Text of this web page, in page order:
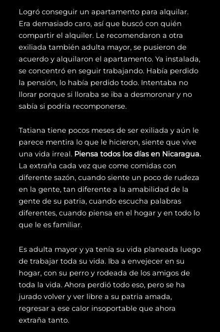
Logró conseguir un apartamento para alquilar.
Era demasiado caro, así que buscó con quién
compartir el alquiler. Le recomendaron a otra
exiliada también adulta mayor, se pusieron de
acuerdo y alquilaron el apartamento. Ya instalada,
se concentró en seguir trabajando. Había perdido
la pensión, lo había perdido todo. Intentaba no
llorar porque si lloraba se iba a desmoronar y no
sabía si podría recomponerse.
Tatiana tiene pocos meses de ser exiliada y aún le
parece mentira lo que le hicieron, siente que vive
una vida irreal. Piensa todos los días en Nicaragua.
La extraña cada vez que come comidas con
diferente sazón, cuando siente un poco de rudeza
en la gente, tan diferente a la amabilidad de la
gente de su patria, cuando escucha palabras
diferentes, cuando piensa en el hogar y en todo lo
que le es familiar.
Es adulta mayor y ya tenía su vida planeada luego
de trabajar toda su vida. Iba a envejecer en su
hogar, con su perro y rodeada de los amigos de
toda la vida. Ahora perdió todo eso, pero se ha
jurado volver y ver libre a su patria amada,
regresar a ese calor insoportable que ahora
extraña tanto.